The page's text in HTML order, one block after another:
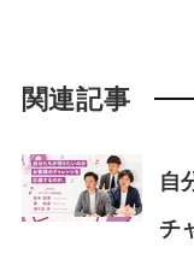
関連記事
自
チ